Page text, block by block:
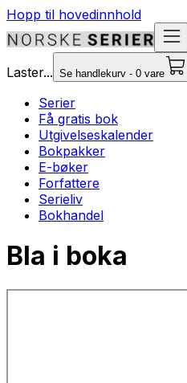
Hopp til hovedinnhold
Laster... Se handlekurv - 0 vare
Serier
Få gratis bok
Utgivelseskalender
Bokpakker
E-bøker
Forfattere
Serieliv
Bokhandel
Bla i boka